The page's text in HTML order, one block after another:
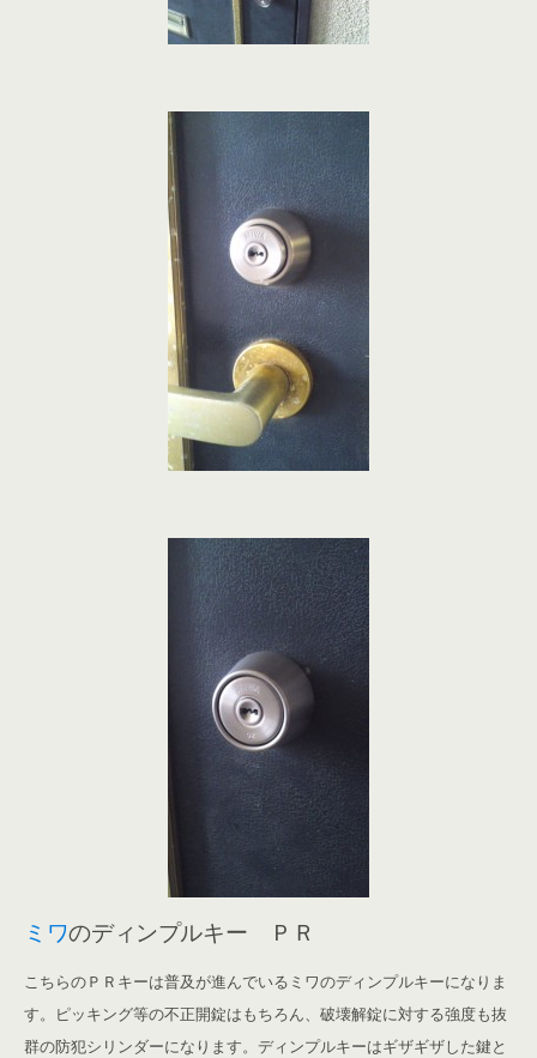
ミワのディンプルキー ＰＲ
こちらのＰＲキーは普及が進んでいるミワのディンプルキーになりま
す。ピッキング等の不正開錠はもちろん、破壊解錠に対する強度も抜
群の防犯シリンダーになります。ディンプルキーはギザギザした鍵と